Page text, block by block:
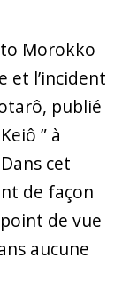
Morokko
et l’incident
publié
” à
cet
de façon
de vue
aucune